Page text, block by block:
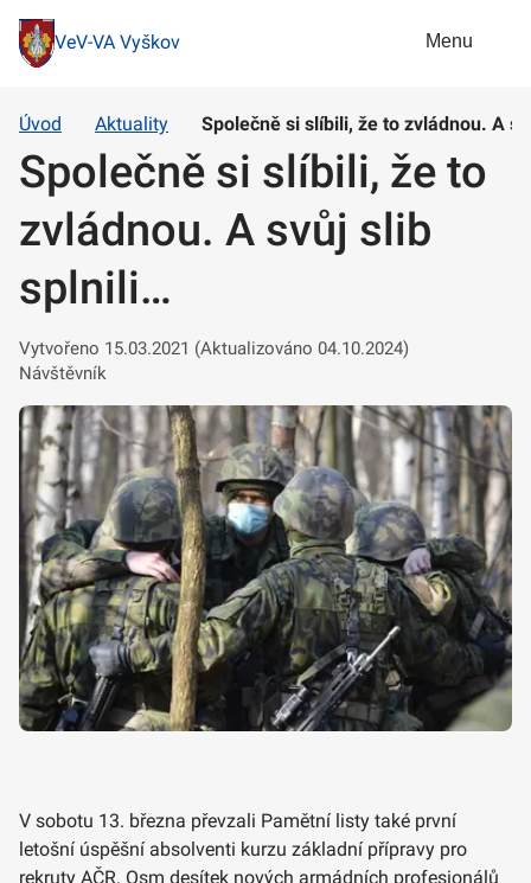
VeV-VA Vyškov Menu
Úvod Aktuality Společně si slíbili, že to zvládnou. A
Společně si slíbili, že to
zvládnou. A svůj slib
splnili…
Vytvořeno 15.03.2021 (Aktualizováno 04.10.2024)
Návštěvník
V sobotu 13. března převzali Pamětní listy také první
letošní úspěšní absolventi kurzu základní přípravy pro
rekruty AČR. Osm desítek nových armádních profesionálů